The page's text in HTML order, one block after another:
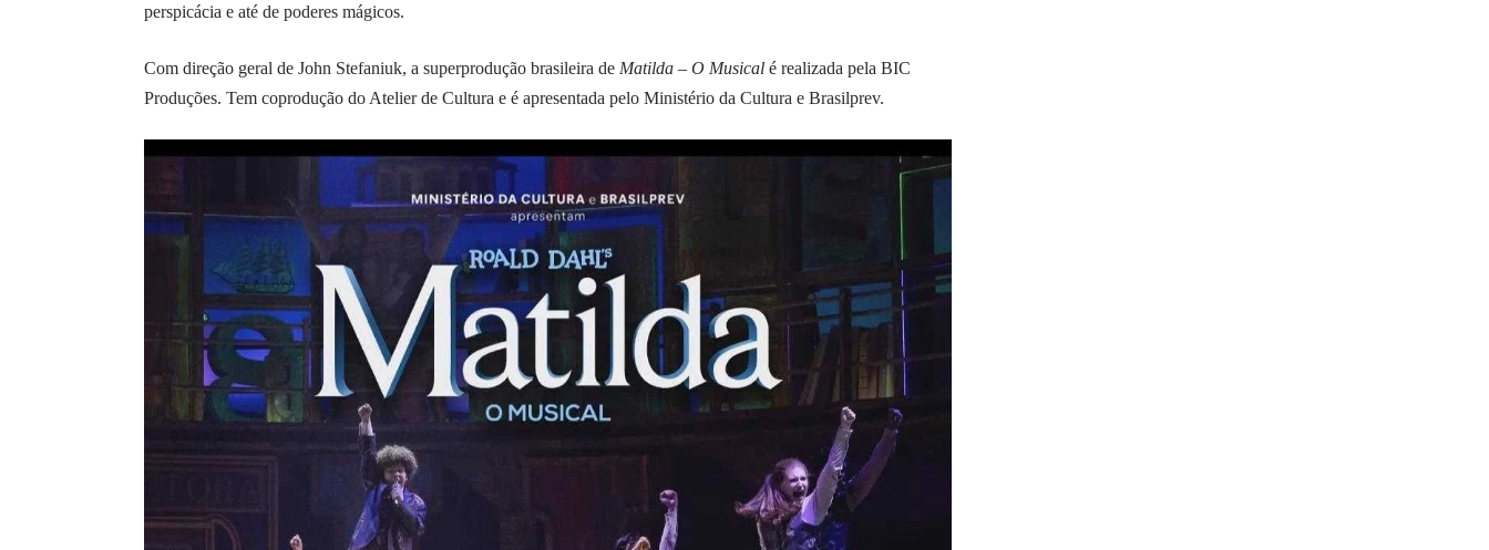
perspicácia e até de poderes mágicos.
Com direção geral de John Stefaniuk, a superprodução brasileira de Matilda – O Musical é realizada pela BIC
Produções. Tem coprodução do Atelier de Cultura e é apresentada pelo Ministério da Cultura e Brasilprev.